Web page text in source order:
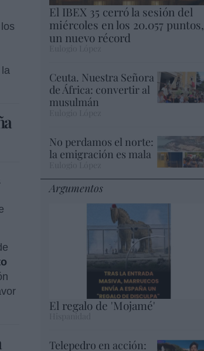
El IBEX 35 cerró la sesión del
miércoles en los 20.057 puntos,
un nuevo récord
Ceuta. Nuestra Señora
de África: convertir al
musulmán
No perdamos el norte:
la emigración es mala
Argumentos
El regalo de 'Mojamé'
Telepedro en acción: